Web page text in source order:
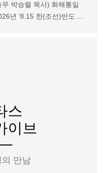
박승렬 목사) 화해통일
년 '8.15 한(조선)반도 ...
스
이브
만남